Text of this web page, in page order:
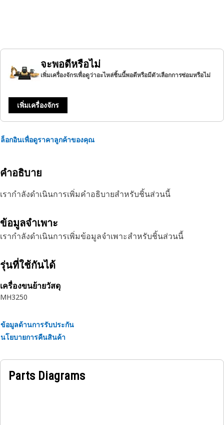
จะพอดีหรือไม่
เพิ่มเครื่องจักรเพื่อดูว่าอะไหล่ชิ้นนี้พอดีหรือมีตัวเลือกการซ่อมหรือไม่
เพิ่มเครื่องจักร
ล็อกอินเพื่อดูราคาลูกค้าของคุณ
คำอธิบาย
เรากำลังดำเนินการเพิ่มคำอธิบายสำหรับชิ้นส่วนนี้
ข้อมูลจำเพาะ
เรากำลังดำเนินการเพิ่มข้อมูลจำเพาะสำหรับชิ้นส่วนนี้
รุ่นที่ใช้กันได้
เครื่องขนย้ายวัสดุ
MH3250
ข้อมูลด้านการรับประกัน
นโยบายการคืนสินค้า
Parts Diagrams